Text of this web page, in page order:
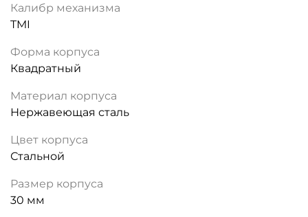
Калибр механизма
TMI
Форма корпуса
Квадратный
Материал корпуса
Нержавеющая сталь
Цвет корпуса
Стальной
Размер корпуса
30 мм